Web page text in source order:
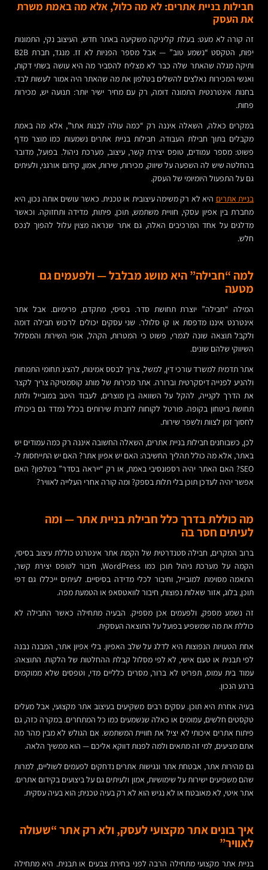
חבילות בניית אתרים: לא מה כלול, אלא מה באמת משרת
את העסק
זה קורה לא מעט: בעלת קליניקה משקיעה באתר חדש, העיצוב נקי, התמונות
יפות, הטקסט “נשמע טוב” — אבל מספר הפניות לא זז. מנגד, חברת B2B
ותיקה מגלה שהאתר שלה כבר לא מצליח להסביר מה היא עושה בשתי דקות,
ואנשי המכירות נאלצים להשלים בטלפון את מה שהאתר היה אמור לעשות לבד.
בחנות אינטרנטית התמונה דומה, רק עם מחיר ישיר יותר: תנועה יש, מכירות
פחות.
במקרים כאלה, השאלה איננה רק “כמה עולה לבנות אתר”, אלא מה באמת
מקבלים בתוך חבילת העבודה. חבילות בניית אתרים נשמעות כמו מוצר מדף
פשוט: מספר עמודים, טופס יצירת קשר, עיצוב, מערכת ניהול. בפועל, מדובר
בהחלטה שיש לה השפעה על שיווק, מכירות, שירות, אמון, קידום אורגני, ולעיתים
גם על התפעול היומיומי של העסק.
בניית אתרים היא לא רק משימה עיצובית או טכנית. כאשר עושים אותה נכון, היא
מחברת בין אפיון עסקי, חוויית משתמש, תוכן, פיתוח, מדידה ותחזוקה. וכאשר
מדלגים על אחד המרכיבים האלה, גם אתר שנראה מצוין עלול להפוך לנכס
חלש.
למה “חבילה” היא מושג מבלבל — ולפעמים גם
מטעה
המילה “חבילה” יוצרת תחושת סדר. בסיסי, מתקדם, פרימיום. אבל אתר
אינטרנט איננו מדפסת או קו סלולר. שני עסקים יכולים לרכוש חבילה דומה
ולקבל תוצאה שונה לגמרי, פשוט כי המטרות, הקהל, אופי השירות והמסלול
השיווקי שלהם שונים.
אתר תדמית למשרד עורכי דין, למשל, צריך לבסס אמינות, להציג תחומי התמחות
ולהניע לפנייה דיסקרטית וברורה. אתר מכירות של מותג קוסמטיקה צריך לקצר
את הדרך לקנייה, להקל על השוואה בין מוצרים, לעבוד היטב במובייל ולתת
תחושת ביטחון בקופה. פורטל לקוחות לחברת שירותים בכלל נמדד גם ביכולת
לחסוך זמן לצוות ולשפר שירות.
לכן, כשבוחנים חבילות בניית אתרים, השאלה החשובה איננה רק כמה עמודים יש
באתר, אלא מה כולל תהליך החשיבה: האם יש אפיון אתר? האם יש התייחסות ל-
SEO? האם האתר יהיה רספונסיבי באמת, או רק “ייראה בסדר” בטלפון? האם
אפשר יהיה לעדכן תוכן בלי תלות בספק? ומה קורה אחרי העלייה לאוויר?
מה כוללת בדרך כלל חבילת בניית אתר — ומה
לעיתים חסר בה
ברוב המקרים, חבילה סטנדרטית של הקמת אתר אינטרנט כוללת עיצוב בסיסי,
הקמה על מערכת ניהול תוכן כמו WordPress, חיבור לטופס יצירת קשר,
התאמה מסוימת למובייל, וחיבור לכלי מדידה בסיסיים. לעיתים ייכללו גם דפי
תוכן, בלוג, אזור שאלות נפוצות, חיבור לוואטסאפ או הטמעת מפה.
זה נשמע מספק, ולפעמים אכן מספיק. הבעיה מתחילה כאשר החבילה לא
כוללת את מה שמשפיע בפועל על התוצאה העסקית.
אחת הטעויות הנפוצות היא לדלג על שלב האפיון. בלי אפיון אתר, המבנה נבנה
לפי תבנית או טעם אישי, לא לפי מסלול קבלת ההחלטות של הלקוח. התוצאה:
עמוד בית עמוס, תפריט לא ברור, מסרים כלליים מדי, וטפסים שלא ממוקמים
ברגע הנכון.
בעיה אחרת היא תוכן. עסקים רבים משקיעים בעיצוב אתר מקצועי, אבל מעלים
טקסטים חלשים, עמומים או כאלה שנשמעים כמו כל המתחרים. במקרה כזה, גם
פיתוח אתרים איכותי לא יציל את חוויית המשתמש. אם הגולש לא מבין מהר מה
אתם מציעים, למי זה מתאים ולמה לפנות דווקא אליכם — הוא ממשיך הלאה.
גם מהירות אתר, אבטחת אתר ונגישות אתרים נדחקים לפעמים לשוליים, למרות
שהם משפיעים ישירות על שימושיות, אמון ולעיתים גם על ביצועים בקידום אתרים.
אתר איטי, לא מאובטח או לא נגיש הוא לא רק בעיה טכנית; הוא בעיה עסקית.
איך בונים אתר מקצועי לעסק, ולא רק אתר “שעולה
לאוויר”
בניית אתר מקצועי מתחילה הרבה לפני בחירת צבעים או תבנית. היא מתחילה